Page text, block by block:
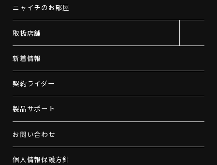
ニャイチのお部屋
取扱店舗
新着情報
契約ライダー
製品サポート
お問い合わせ
個人情報保護方針